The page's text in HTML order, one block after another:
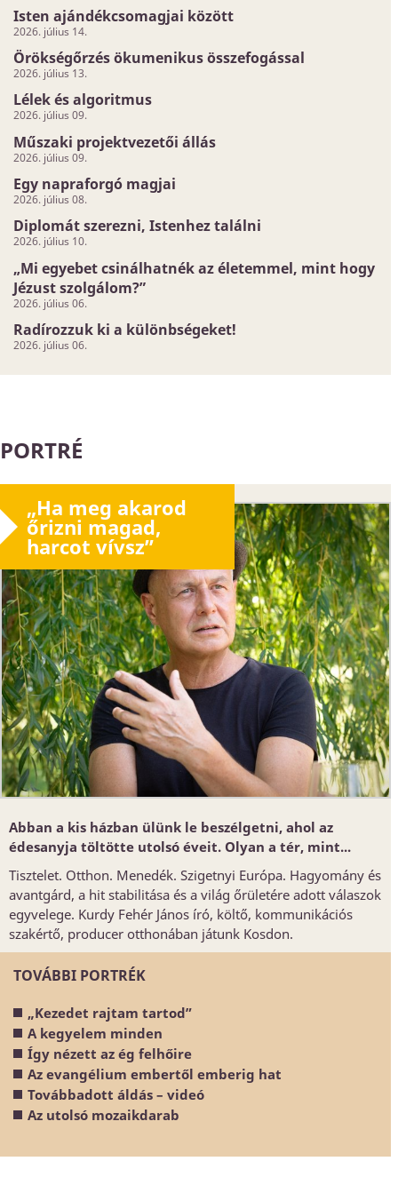
Isten ajándékcsomagjai között
2026. július 14.
Örökségőrzés ökumenikus összefogással
2026. július 13.
Lélek és algoritmus
2026. július 09.
Műszaki projektvezetői állás
2026. július 09.
Egy napraforgó magjai
2026. július 08.
Diplomát szerezni, Istenhez találni
2026. július 10.
„Mi egyebet csinálhatnék az életemmel, mint hogy
Jézust szolgálom?”
2026. július 06.
Radírozzuk ki a különbségeket!
2026. július 06.
PORTRÉ
„Ha meg akarod
őrizni magad,
harcot vívsz”
Abban a kis házban ülünk le beszélgetni, ahol az
édesanyja töltötte utolsó éveit. Olyan a tér, mint...
Tisztelet. Otthon. Menedék. Szigetnyi Európa. Hagyomány és
avantgárd, a hit stabilitása és a világ őrületére adott válaszok
egyvelege. Kurdy Fehér János író, költő, kommunikációs
szakértő, producer otthonában játunk Kosdon.
TOVÁBBI PORTRÉK
„Kezedet rajtam tartod”
A kegyelem minden
Így nézett az ég felhőire
Az evangélium embertől emberig hat
Továbbadott áldás – videó
Az utolsó mozaikdarab